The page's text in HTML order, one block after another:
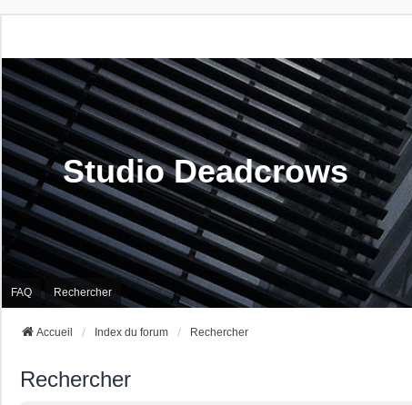
Studio Deadcrows
FAQ Rechercher
Accueil Index du forum Rechercher
Rechercher